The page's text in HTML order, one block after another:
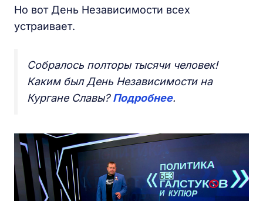
Но вот День Независимости всех
устраивает.
Собралось полторы тысячи человек!
Каким был День Независимости на
Кургане Славы?Подробнее.